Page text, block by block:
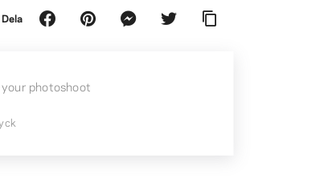
Dela
photoshoot